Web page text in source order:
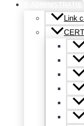
E-ADMINISTRAȚIE
Link